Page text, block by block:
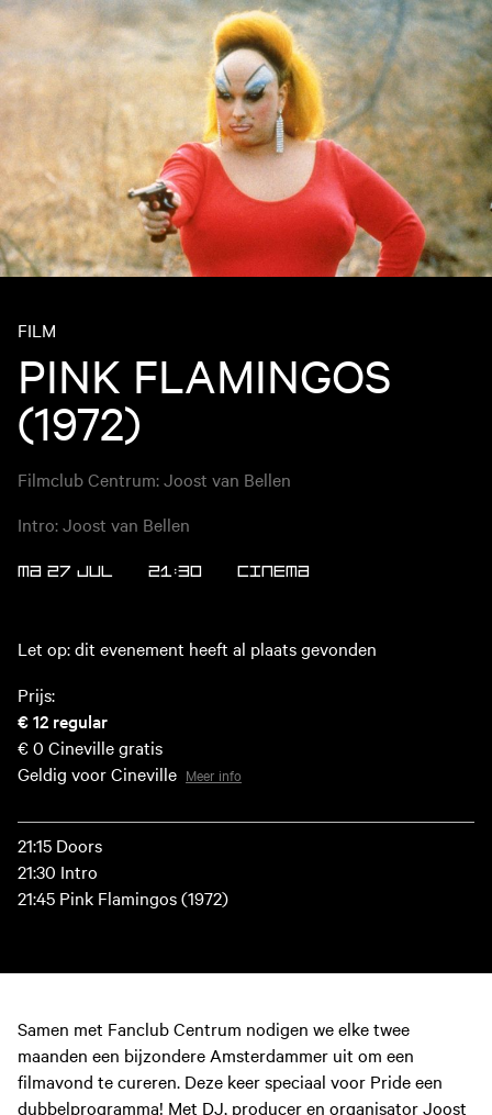
FILM
PINK FLAMINGOS
(1972)
Filmclub Centrum: Joost van Bellen
Intro: Joost van Bellen
MA 27 JUL 21:30 CINEMA
Let op: dit evenement heeft al plaats gevonden
Prijs:
€ 12 regular
€ 0 Cineville gratis
Geldig voor Cineville Meer info
21:15 Doors
21:30 Intro
21:45 Pink Flamingos (1972)
Samen met Fanclub Centrum nodigen we elke twee
maanden een bijzondere Amsterdammer uit om een
filmavond te cureren. Deze keer speciaal voor Pride een
dubbelprogramma! Met DJ, producer en organisator Joost